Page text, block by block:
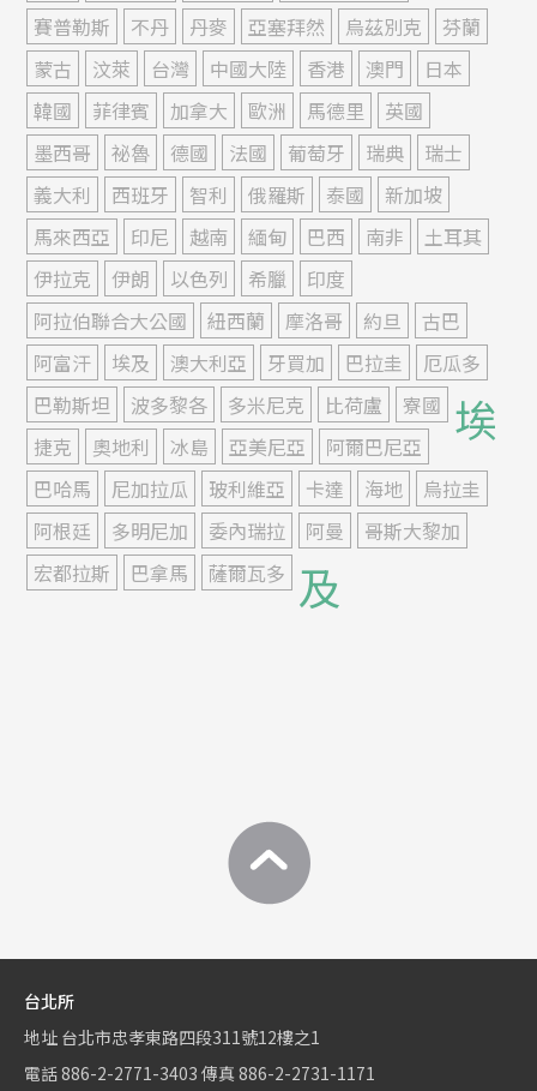
賽普勒斯
不丹 丹麥 亞塞拜然 烏茲別克
芬蘭
蒙古
汶萊 台灣 中國大陸 香港 澳門
日本
韓國
菲律賓 加拿大 歐洲 馬德里
英國
墨西哥
祕魯 德國 法國 葡萄牙 瑞典
瑞士
義大利
西班牙 智利 俄羅斯 泰國
新加坡
馬來西亞
印尼 越南 緬甸 巴西 南非
土耳其
伊拉克
伊朗 以色列 希臘
印度
阿拉伯聯合大公國
紐西蘭 摩洛哥 約旦
古巴
阿富汗
埃及 澳大利亞 牙買加 巴拉圭
厄瓜多
巴勒斯坦
波多黎各 多米尼克 比荷盧
寮國
捷克
奧地利 冰島 亞美尼亞
阿爾巴尼亞
巴哈馬
尼加拉瓜 玻利維亞 卡達 海地
烏拉圭
阿根廷
多明尼加 委內瑞拉 阿曼
哥斯大黎加
宏都拉斯
巴拿馬 薩爾瓦多
埃
及
台北所
地址 台北市忠孝東路四段311號12樓之1
電話886-2-2771-3403 傳真 886-2-2731-1171